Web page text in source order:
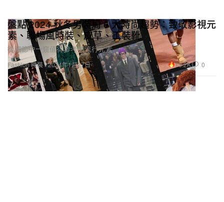
Fashion 時裝
盤點 2024 秋冬男裝周 6 大時尚趨勢：致敬影視元
素、職場風時裝、皮草、工裝靴
從細節中一窺值得參考的流行元素。
2024年1月27日 13.2K 0